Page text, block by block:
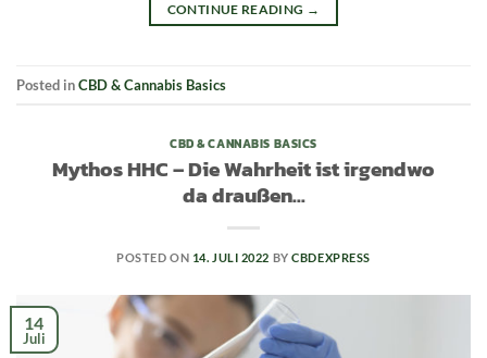
CONTINUE READING →
Posted inCBD & Cannabis Basics
CBD & CANNABIS BASICS
Mythos HHC – Die Wahrheit ist irgendwo
da draußen…
POSTED ON 14. JULI 2022 BYCBDEXPRESS
14
Juli